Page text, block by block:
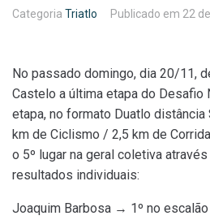
Categoria Triatlo Publicado em 22
No passado domingo, dia 20/11,
Castelo a última etapa do Desafio
etapa, no formato Duatlo
km de Ciclismo / 2,5 km de
o 5º lugar na geral coletiva
resultados individuais:
Joaquim Barbosa → 1º no